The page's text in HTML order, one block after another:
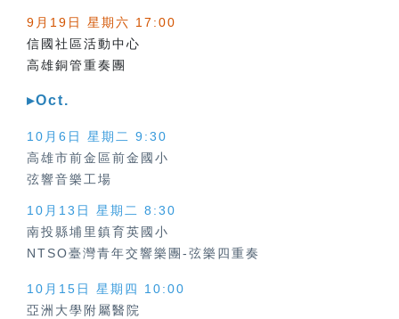
9月19日 星期六 17:00
信國社區活動中心
高雄銅管重奏團
▸Oct.
10月6日 星期二 9:30
高雄市前金區前金國小
弦響音樂工場
10月13日 星期二 8:30
南投縣埔里鎮育英國小
NTSO臺灣青年交響樂團-弦樂四重奏
10月15日 星期四 10:00
亞洲大學附屬醫院